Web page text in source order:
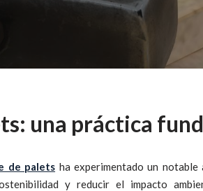
una práctica
de palets ha experimentado un
y reducir el impacto